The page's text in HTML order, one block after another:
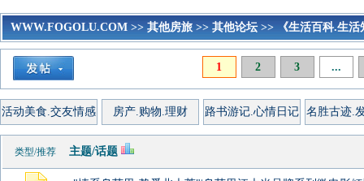
WWW.FOGOLU.COM >> 其他房旅 >> 其他论坛>> 《生活百科.生
1 2 3 ...
活动美食.交友情感 房产.购物.理财 路书游记.心情日记 名胜古迹.
类型/推荐 主题/话题